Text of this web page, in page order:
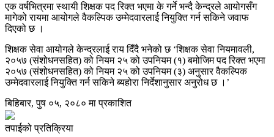
एक वर्षभित्रमा स्थायी शिक्षक पद रिक्त भएमा के गर्ने भन्दै केन्द्रले आयोगसँग
मागेको रायमा आयोगले वैकल्पिक उम्मेदवारलाई नियुक्ति गर्न सकिने जवाफ
दिएको छ ।
शिक्षक सेवा आयोगले केन्द्रलाई राय दिँदै भनेको छ ‘शिक्षक सेवा नियमावली,
२०५७ (संशोधनसहित) को नियम २५ को उपनियम (१) बमोजिम पद रिक्त भएमा
२०५७ (संशोधनसहित) को नियम २५ को उपनियम (३) अनुसार वैकल्पिक
उम्मेदवारलाई नियुक्ति गर्न सकिने ब्यहोरा निर्देशानुसार अनुरोध छ ।’
बिहिबार, पुष ०५, २०८० मा प्रकाशित
तपाईको प्रतिक्रिया